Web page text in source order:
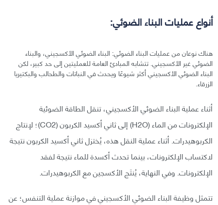
أنواع عمليات البناء الضوئي:
هناك نوعان من عمليات البناء الضوئي: البناء الضوئي الأكسجيني، والبناء
الضوئي غير الأكسجيني. تتشابه المبادئ العامة للعمليتين إلى حد كبير، لكن
البناء الضوئي الأكسجيني أكثر شيوعًا ويحدث في النباتات والطحالب والبكتيريا
الزرقاء.
أثناء عملية البناء الضوئي الأكسجيني، تنقل الطاقة الضوئية
الإلكترونات من الماء (H2O) إلى ثاني أكسيد الكربون (CO2)؛ لإنتاج
الكربوهيدرات. أثناء عملية النقل هذه، يُختزل ثاني أكسيد الكربون نتيجة
لاكتساب الإلكترونات، بينما تحدث أكسدة للماء نتيجة لفقد
الإلكترونات. وفي النهاية، يُنتَج الأكسجين مع الكربوهيدرات.
تتمثل وظيفة البناء الضوئي الأكسجيني في موازنة عملية التنفس؛ عن